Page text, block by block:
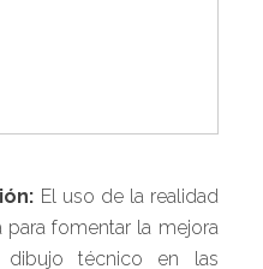
El uso de la realidad
fomentar la mejora
técnico en las